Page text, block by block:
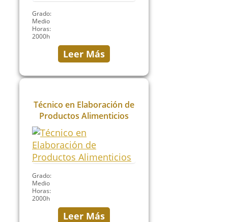
Grado:
Medio
Horas:
2000h
Leer Más
Técnico en Elaboración de
Productos Alimenticios
Grado:
Medio
Horas:
2000h
Leer Más